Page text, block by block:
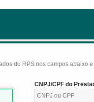
do RPS nos campos abaixo
CNPJ/CPF do